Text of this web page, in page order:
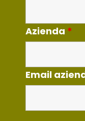
Azienda *
Email